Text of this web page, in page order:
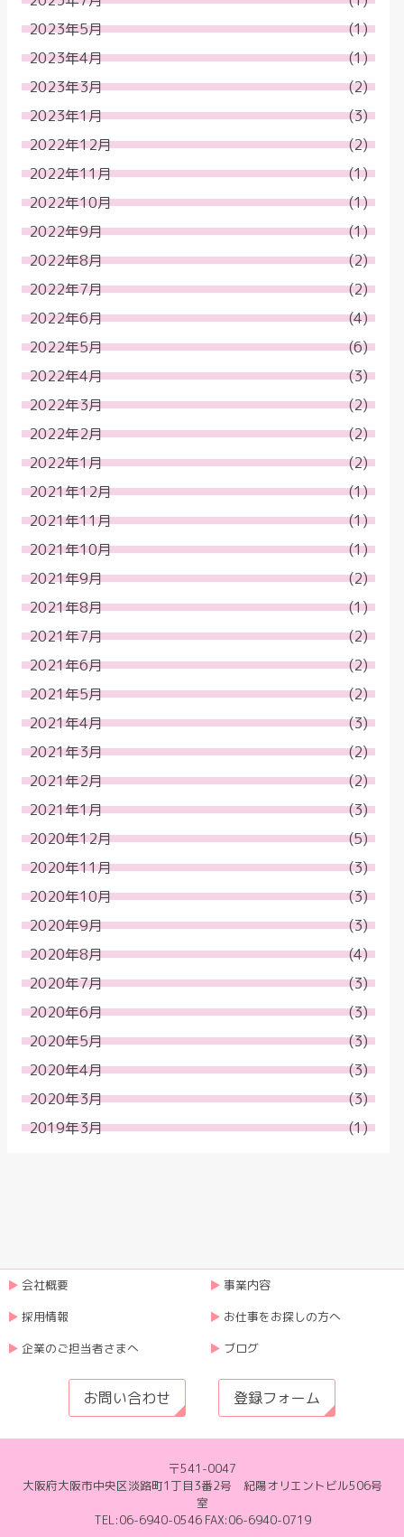
2023年5月
(1)
2023年4月
(1)
2023年3月
(2)
2023年1月
(3)
2022年12月
(2)
2022年11月
(1)
2022年10月
(1)
2022年9月
(1)
2022年8月
(2)
2022年7月
(2)
2022年6月
(4)
2022年5月
(6)
2022年4月
(3)
2022年3月
(2)
2022年2月
(2)
2022年1月
(2)
2021年12月
(1)
2021年11月
(1)
2021年10月
(1)
2021年9月
(2)
2021年8月
(1)
2021年7月
(2)
2021年6月
(2)
2021年5月
(2)
2021年4月
(3)
2021年3月
(2)
2021年2月
(2)
2021年1月
(3)
2020年12月
(5)
2020年11月
(3)
2020年10月
(3)
2020年9月
(3)
2020年8月
(4)
2020年7月
(3)
2020年6月
(3)
2020年5月
(3)
2020年4月
(3)
2020年3月
(3)
2019年3月
(1)
会社概要
事業内容
採用情報
お仕事をお探しの方へ
企業のご担当者さまへ
ブログ
お問い合わせ 登録フォーム
〒541-0047
大阪府大阪市中央区淡路町1丁目3番2号 紀陽オリエントビル506号
室
TEL:06-6940-0546 FAX:06-6940-0719